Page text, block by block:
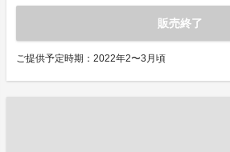
販売終了
ご提供予定時期：2022年2〜3月頃